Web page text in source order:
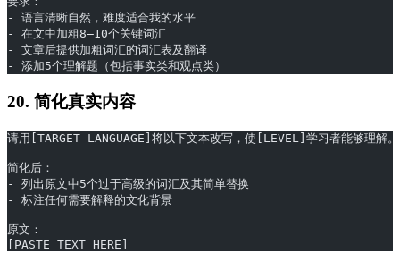
- 语言清晰自然，难度适合我的水平
- 在文中加粗8–10个关键词汇
- 文章后提供加粗词汇的词汇表及翻译
- 添加5个理解题（包括事实类和观点类）
20. 简化真实内容
请用[TARGET LANGUAGE]将以下文本改写，使[LEVEL]学习者能够理解
简化后：
- 列出原文中5个过于高级的词汇及其简单替换
- 标注任何需要解释的文化背景
原文：
[PASTE TEXT HERE]